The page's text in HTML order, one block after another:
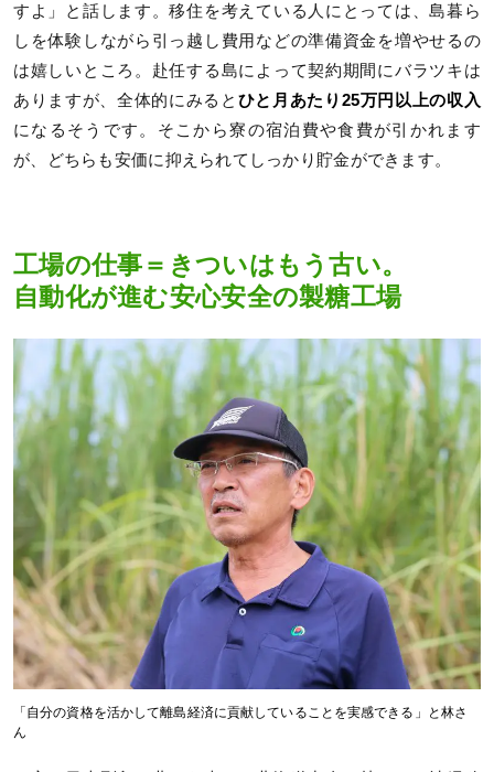
すよ」と話します。移住を考えている人にとっては、島暮ら
しを体験しながら引っ越し費用などの準備資金を増やせるの
は嬉しいところ。赴任する島によって契約期間にバラツキは
ありますが、全体的にみると ひと月あたり25万円以上の収入
になるそうです。そこから寮の宿泊費や食費が引かれます
が、どちらも安価に抑えられてしっかり貯金ができます。
工場の仕事＝きついはもう古い。
自動化が進む安心安全の製糖工場
「自分の資格を活かして離島経済に貢献していることを実感できる」と林さ
ん